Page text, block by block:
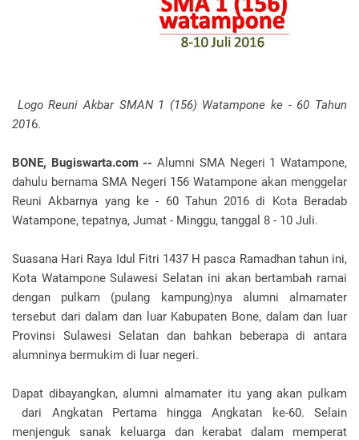
Logo Reuni Akbar SMAN 1 (156) Watampone ke - 60 Tahun
2016.
BONE, Bugiswarta.com -- Alumni SMA Negeri 1 Watampone,
dahulu bernama SMA Negeri 156 Watampone akan menggelar
Reuni Akbarnya yang ke - 60 Tahun 2016 di Kota Beradab
Watampone, tepatnya, Jumat - Minggu, tanggal 8 - 10 Juli.
Suasana Hari Raya Idul Fitri 1437 H pasca Ramadhan tahun ini,
Kota Watampone Sulawesi Selatan ini akan bertambah ramai
dengan pulkam (pulang kampung)nya alumni almamater
tersebut dari dalam dan luar Kabupaten Bone, dalam dan luar
Provinsi Sulawesi Selatan dan bahkan beberapa di antara
alumninya bermukim di luar negeri.
Dapat dibayangkan, alumni almamater itu yang akan pulkam
dari Angkatan Pertama hingga Angkatan ke-60. Selain
menjenguk sanak keluarga dan kerabat dalam memperat